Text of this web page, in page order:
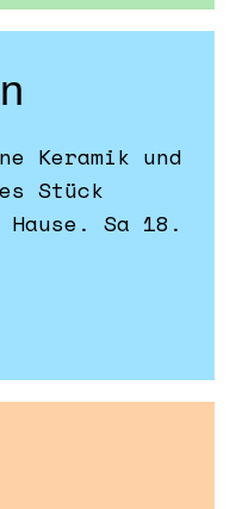
Keramik und
Stück
Sa 18.